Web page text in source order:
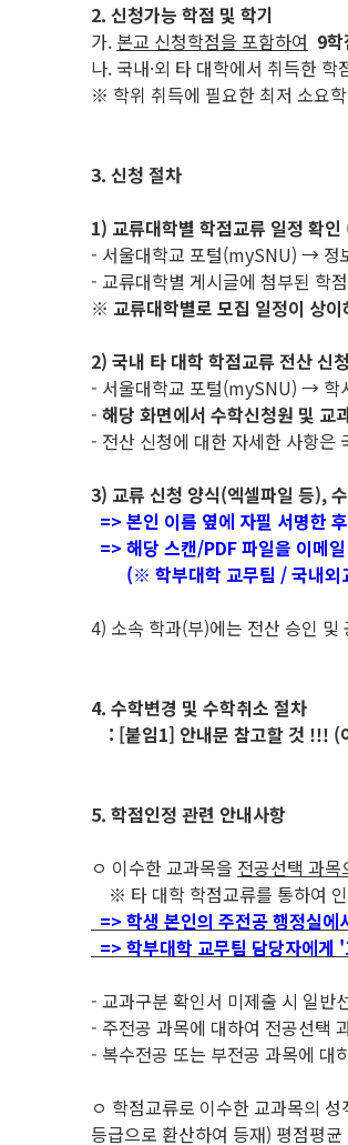
2. 신청가능 학점 및 학기
가. 본교 신청학점을 포함하여 9학
나. 국내·외 타 대학에서 취득한
※ 학위 취득에 필요한 최저 소요
3. 신청 절차
1) 교류대학별 학점교류 일정 확
- 서울대학교 포털(mySNU) →
- 교류대학별 게시글에 첨부된 학
※ 교류대학별로 모집 일정이 상이
2) 국내 타 대학 학점교류 전산 신
- 서울대학교 포털(mySNU) →
- 해당 화면에서 수학신청원 및 교
- 전산 신청에 대한 자세한 사항
3) 교류 신청 양식(엑셀파일 등),
=> 본인 이름 옆에 자필 서명한
=> 해당 스캔/PDF 파일을 이메
(※ 학부대학 교무팀 / 국내외
4) 소속 학과(부)에는 전산 승인
4. 수학변경 및 수학취소 절차
: [붙임1] 안내문 참고할 것 !!! (
5. 학점인정 관련 안내사항
ㅇ 이수한 교과목을 전공선택 과
※ 타 대학 학점교류를 통하여
=> 학생 본인의 주전공 행정실
=> 학부대학 교무팀 담당자에게
- 교과구분 확인서 미제출 시 일반
- 주전공 과목에 대하여 전공선택
- 복수전공 또는 부전공 과목에 대
ㅇ 학점교류로 이수한 교과목의
등급으로 환산하여 등재) 평점평